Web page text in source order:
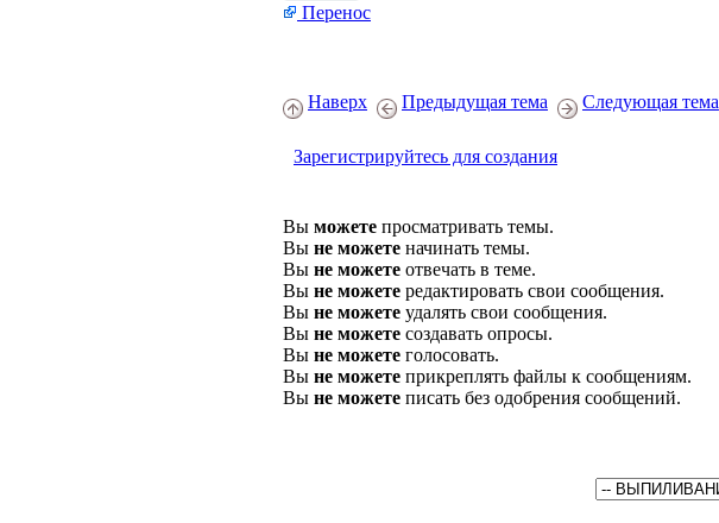
Перенос
Наверх Предыдущая тема Следующая тема
Зарегистрируйтесь для создания
Вы можете просматривать темы.
Вы не можете начинать темы.
Вы не можете отвечать в теме.
Вы не можете редактировать свои сообщения.
Вы не можете удалять свои сообщения.
Вы не можете создавать опросы.
Вы не можете голосовать.
Вы не можете прикреплять файлы к сообщениям.
Вы не можете писать без одобрения сообщений.